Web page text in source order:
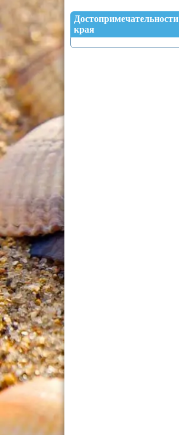
Достопримечательности
края